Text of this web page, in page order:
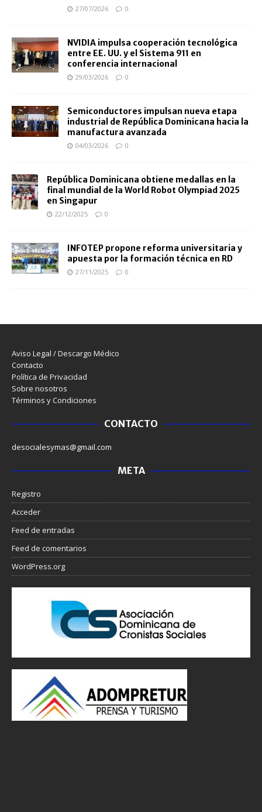
27/07/2026 0
NVIDIA impulsa cooperación tecnológica
entre EE. UU. y el Sistema 911 en
conferencia internacional
29/03/2026 0
Semiconductores impulsan nueva etapa
industrial de República Dominicana hacia la
manufactura avanzada
04/03/2026 0
República Dominicana obtiene medallas en la
final mundial de la World Robot Olympiad 2025
en Singapur
22/12/2025 0
INFOTEP propone reforma universitaria y
apuesta por la formación técnica en RD
27/11/2025 0
Aviso Legal / Descargo Médico
Contacto
Política de Privacidad
Sobre nosotros
Términos y Condiciones
CONTACTO
desocialesymas@gmail.com
META
Registro
Acceder
Feed de entradas
Feed de comentarios
WordPress.org